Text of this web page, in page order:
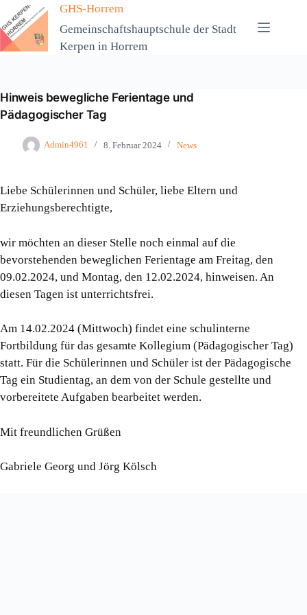
Zum
Inhalt
springen
GHS-Horrem
Gemeinschaftshauptschule der Stadt
Kerpen in Horrem
Hinweis bewegliche Ferientage und
Pädagogischer Tag
Admin4961 8. Februar 2024 News
Liebe Schülerinnen und Schüler, liebe Eltern und
Erziehungsberechtigte,
wir möchten an dieser Stelle noch einmal auf die
bevorstehenden beweglichen Ferientage am Freitag, den
09.02.2024, und Montag, den 12.02.2024, hinweisen. An
diesen Tagen ist unterrichtsfrei.
Am 14.02.2024 (Mittwoch) findet eine schulinterne
Fortbildung für das gesamte Kollegium (Pädagogischer Tag)
statt. Für die Schülerinnen und Schüler ist der Pädagogische
Tag ein Studientag, an dem von der Schule gestellte und
vorbereitete Aufgaben bearbeitet werden.
Mit freundlichen Grüßen
Gabriele Georg und Jörg Kölsch